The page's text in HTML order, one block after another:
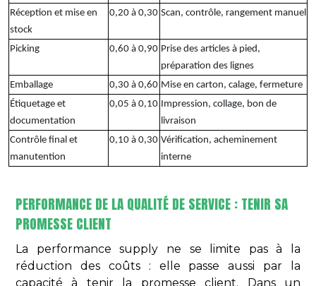
Réception et mise en
stock
0,20 à 0,30 Scan, contrôle, rangement manuel
Picking 0,60 à 0,90 Prise des articles à pied,
préparation des lignes
Emballage
0,30 à 0,60 Mise en carton, calage, fermeture
Étiquetage et
documentation
0,05 à 0,10 Impression, collage, bon de
livraison
Contrôle final et
manutention
0,10 à 0,30 Vérification, acheminement
interne
PERFORMANCE DE LA QUALITÉ DE SERVICE : TENIR SA
PROMESSE CLIENT
La performance supply ne se limite pas à la
réduction des coûts : elle passe aussi par la
capacité à tenir la promesse client. Dans un